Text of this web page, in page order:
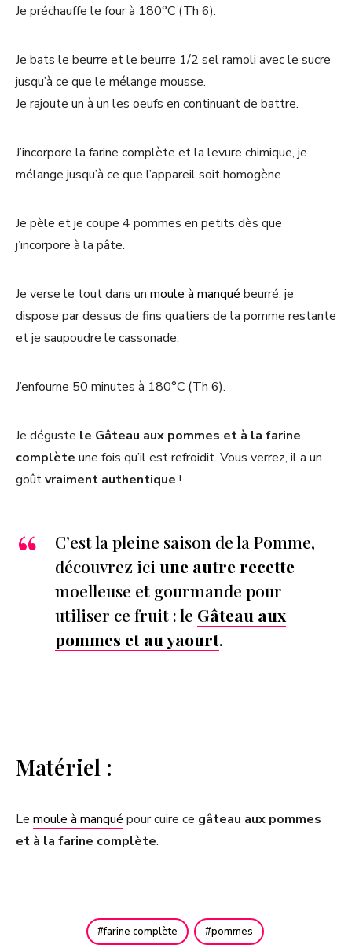
Je préchauffe le four à 180°C (Th 6).
Je bats le beurre et le beurre 1/2 sel ramoli avec le sucre
jusqu’à ce que le mélange mousse.
Je rajoute un à un les oeufs en continuant de battre.
J’incorpore la farine complète et la levure chimique, je
mélange jusqu’à ce que l’appareil soit homogène.
Je pèle et je coupe 4 pommes en petits dès que
j’incorpore à la pâte.
Je verse le tout dans un moule à manqué beurré, je
dispose par dessus de fins quatiers de la pomme restante
et je saupoudre le cassonade.
J’enfourne 50 minutes à 180°C (Th 6).
Je déguste le Gâteau aux pommes et à la farine
complète une fois qu’il est refroidit. Vous verrez, il a un
goûtvraiment authentique !
C’est la pleine saison de la Pomme,
découvrez ici une autre recette
moelleuse et gourmande pour
utiliser ce fruit : le Gâteau aux
pommes et au yaourt.
Matériel :
Le moule à manqué pour cuire ce gâteau aux pommes
et à la farine complète.
farine complète pommes